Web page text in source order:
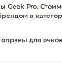
Pro.
в
для